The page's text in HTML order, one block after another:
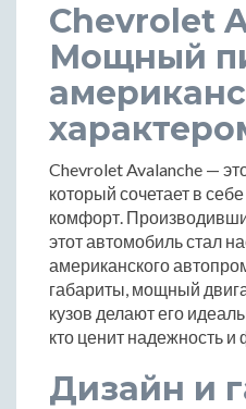
Chevrolet
Мощный
Chevrolet Avalanche —
который сочетает в
комфорт.
этот автомобиль стал
американского
габариты, мощный
кузов делают его
кто ценит надежность и
Дизайн и